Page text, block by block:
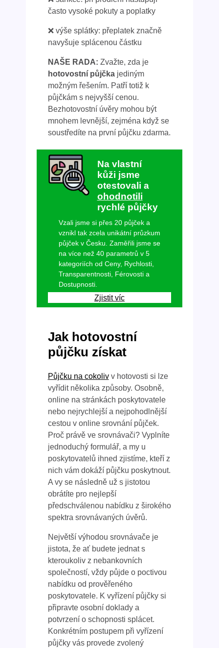
často vysoké pokuty a poplatky
❌ výše splátky: přeplatek značně
navyšuje splácenou částku
NAŠE RADA: Zvažte, zda je
hotovostní půjčkajediným
možným řešením. Patří totiž k
půjčkám s nejvyšší cenou.
Bezhotovostní úvěry mohou být
mnohem levnější, zejména když se
soustředíte na první půjčku zdarma.
Na vlastní
kůži jsme
otestovali a
ohodnotili
rychlé půjčky
Vzali jsme si přes 20 půjček a
vznikl tak zcela unikátní průzkum
půjček v Česku. Zaměřili jsme se
na více než 40 parametrů v 5
kategoriích od Ceny, Rychlosti,
Transparentnosti, Férovosti a
Dostupnosti.
Zjistit víc
Jak hotovostní
půjčku získat
Půjčku na cokolivv hotovosti si lze
vyřídit několika způsoby. Osobně,
online na stránkách poskytovatele
nebo nejrychlejší a nejpohodlnější
cestou v online srovnání půjček.
Proč právě ve srovnávači? Vyplníte
jednoduchý formulář, a my u
poskytovatelů ihned zjistíme, kteří z
nich vám dokáží půjčku poskytnout.
A vy se následně už s jistotou
obrátíte pro nejlepší
předschválenou nabídku z širokého
spektra srovnávaných úvěrů.
Největší výhodou srovnávače je
jistota, že ať budete jednat s
kteroukoliv z nebankovních
společností, vždy půjde o poctivou
nabídku od prověřeného
poskytovatele. K vyřízení půjčky si
připravte osobní doklady a
potvrzení o schopnosti splácet.
Konkrétním postupem při vyřízení
půjčky vás provede zvolený